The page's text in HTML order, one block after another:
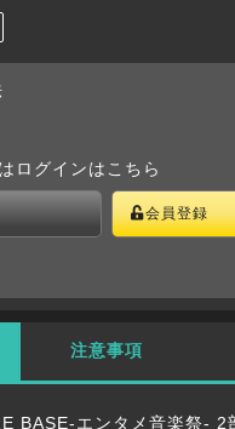
ログインはこちら
会員登録
注意事項
BASE-エンタメ音楽祭- 2